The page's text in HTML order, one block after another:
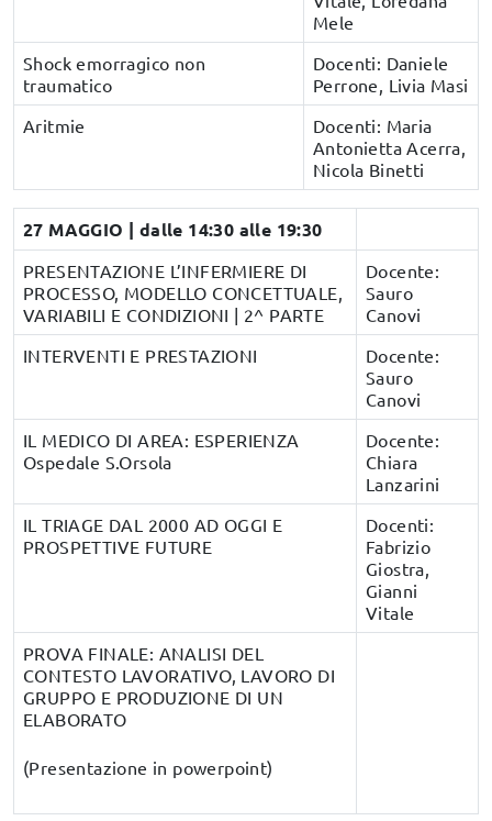
Mele
Shock emorragico non
traumatico
Docenti: Daniele
Perrone, Livia Masi
Aritmie
Docenti: Maria
Antonietta Acerra,
Nicola Binetti
27 MAGGIO | dalle 14:30 alle 19:30
PRESENTAZIONE L’INFERMIERE DI
PROCESSO, MODELLO CONCETTUALE,
VARIABILI E CONDIZIONI | 2^ PARTE
Docente:
Sauro
Canovi
INTERVENTI E PRESTAZIONI
Docente:
Sauro
Canovi
IL MEDICO DI AREA: ESPERIENZA
Ospedale S.Orsola
Docente:
Chiara
Lanzarini
IL TRIAGE DAL 2000 AD OGGI E
PROSPETTIVE FUTURE
Docenti:
Fabrizio
Giostra,
Gianni
Vitale
PROVA FINALE: ANALISI DEL
CONTESTO LAVORATIVO, LAVORO DI
GRUPPO E PRODUZIONE DI UN
ELABORATO
(Presentazione in powerpoint)